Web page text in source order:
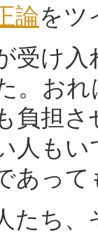
論をツ
受け
。お
負担
人も
あっ
たち